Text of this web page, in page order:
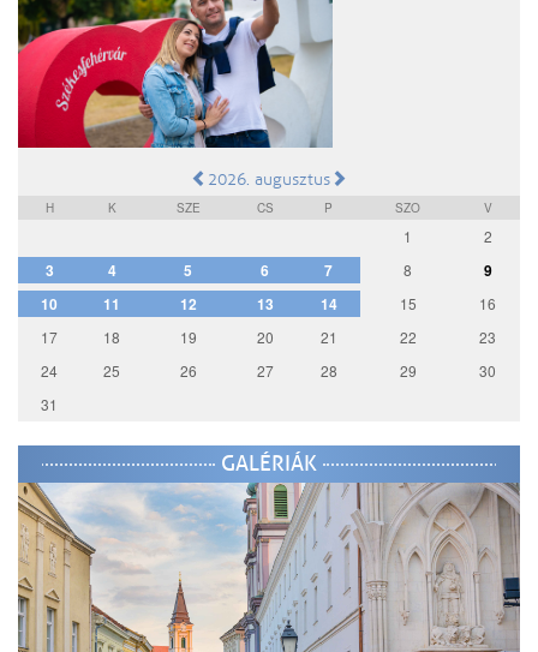
2026. augusztus
H K SZE CS P SZO V
1 2
3 4 5 6 7 8
9
10
11 12 13 14 15
16
17
18 19 20 21 22
23
24
25 26 27 28 29
30
31
GALÉRIÁK